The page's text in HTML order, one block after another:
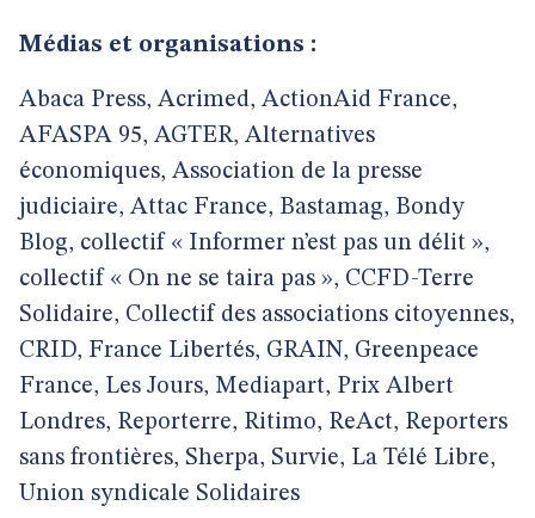
Médias et organisations :
Abaca Press, Acrimed, ActionAid France,
AFASPA 95, AGTER, Alternatives
économiques, Association de la presse
judiciaire, Attac France, Bastamag, Bondy
Blog, collectif « Informer n’est pas un délit »,
collectif « On ne se taira pas », CCFD-Terre
Solidaire, Collectif des associations citoyennes,
CRID, France Libertés, GRAIN, Greenpeace
France, Les Jours, Mediapart, Prix Albert
Londres, Reporterre, Ritimo, ReAct, Reporters
sans frontières, Sherpa, Survie, La Télé Libre,
Union syndicale Solidaires